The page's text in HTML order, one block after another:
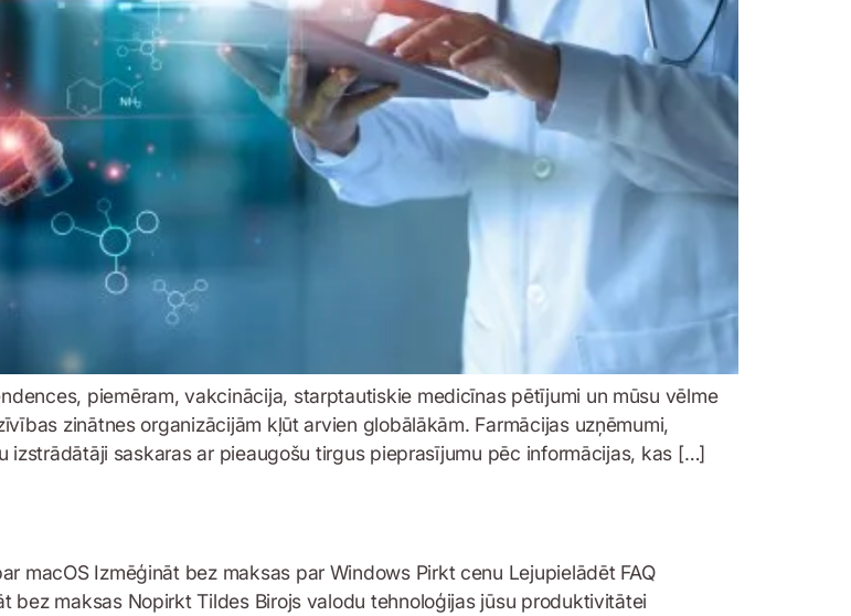
piemēram, vakcinācija, starptautiskie medicīnas pētījumi un mūsu vēlme
zinātnes organizācijām kļūt arvien globālākām. Farmācijas uzņēmumi,
izstrādātāji saskaras ar pieaugošu tirgus pieprasījumu pēc informācijas, kas […]
macOS Izmēģināt bez maksas par Windows Pirkt cenu Lejupielādēt FAQ
bez maksas Nopirkt Tildes Birojs valodu tehnoloģijas jūsu produktivitātei